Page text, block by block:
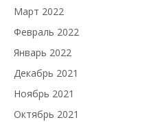
Март 2022
Февраль 2022
Январь 2022
Декабрь 2021
Ноябрь 2021
Октябрь 2021